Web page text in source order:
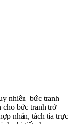
nhiên bức tranh
cho bức tranh trở
nhấn, tách tỉa trực